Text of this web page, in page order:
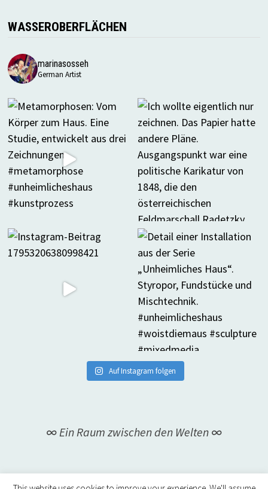
WASSEROBERFLÄCHEN
marinasosseh
German Artist
Auf Instagram folgen
∞ Ein Raum zwischen den Welten ∞